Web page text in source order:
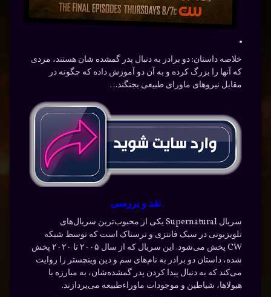
خلاصه داستان:دو برادر به دنبال پدر گمشده شان هستند، مردی
که آنها را بزرگ کرده و به آن دو آموزش داده که چگونه در
مقابل نیروهای ماورای طبیعی بجنگند…
نقد و بررسی
سریال Supernatural یکی از محبوب‌ترین سریال‌های
تلویزیونی در سبک فانتزی و ترسناک است که توسط شبکه
CW پخش می‌شود. این سریال که از سال ۲۰۰۵ تا ۲۰۲۰ پخش
شده، داستان دو برادر به نام‌های سم و دین وینچستر را روایت
می‌کند که به دنبال پیدا کردن پدر گمشده‌شان، به مبارزه با
هیولاها، شیاطین و موجودات ماوراء‌طبیعه می‌پردازند.